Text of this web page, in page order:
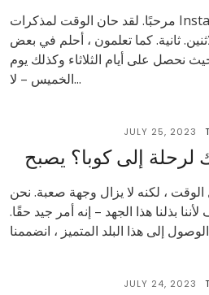
مرحبًا. لقد حان الوقت لمذكرات Instagram العادية مرة أخرى.
ثانية. كما تعلمون ، أحلم في بعض
نحصل على أيام الثلاثاء وكذلك يوم
الخميس – لا...
JULY 25, 2023
إلى كوبا؟ يصبح
، لكنه لا يزال وجهة صعبة. نحن
بذلنا هذا الجهد – إنه أمر جيد حقًا.
JULY 24, 2023